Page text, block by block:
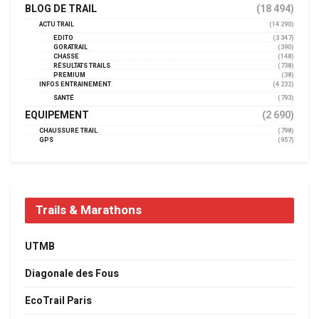
BLOG DE TRAIL (18 494)
ACTU TRAIL
(14 290)
EDITO
(3 347)
GORATRAIL
(390)
CHASSE
(148)
RÉSULTATS TRAILS
(738)
PREMIUM
(38)
INFOS ENTRAINEMENT
(4 232)
SANTÉ
(793)
EQUIPEMENT (2 690)
CHAUSSURE TRAIL
(798)
GPS
(957)
Trails & Marathons
UTMB
Diagonale des Fous
EcoTrail Paris